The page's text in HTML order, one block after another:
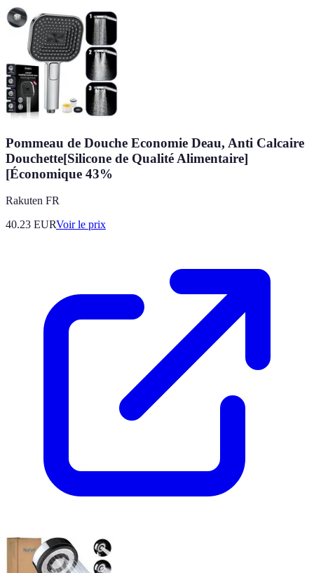
Pommeau de Douche Economie Deau, Anti Calcaire
Douchette[Silicone de Qualité Alimentaire]
[Économique 43%
Rakuten FR
40.23 EURVoir le prix